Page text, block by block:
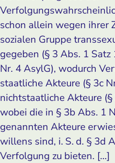
schon allein wegen ihrer
sozialen Gruppe
gegeben (§ 3 Abs. 1 Satz
Nr. 4 AsylG), wodurch
staatliche Akteure (§ 3c
nichtstaatliche Akteure
wobei die in § 3b Abs. 1
genannten Akteure
willens sind, i. S. d. § 3d
Verfolgung zu bieten. […]